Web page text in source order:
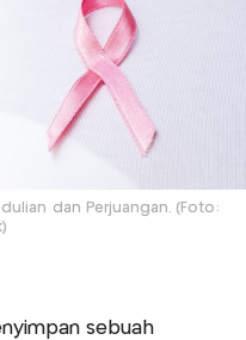
dan Perjuangan. (Foto:
sebuah